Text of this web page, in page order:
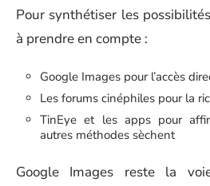
Pour synthétiser les
à prendre en compte :
Google Images pour l’accès
Les forums cinéphiles pour la
TinEye et les apps pour
autres méthodes sèchent
Google Images reste la